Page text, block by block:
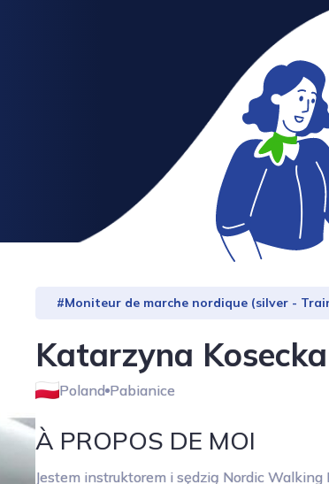
#Moniteur de marche nordique (silver -
Katarzyna Kosecka
Poland Pabianice
À PROPOS DE MOI
Jestem instruktorem i sędzią Nordic